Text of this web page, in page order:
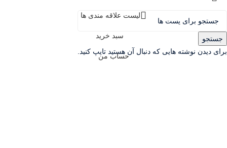
جستجو
برای دیدن نوشته هایی که دنبال آن هستید تایپ کنید.
لیست علاقه مندی ها
سبد خرید
حساب من